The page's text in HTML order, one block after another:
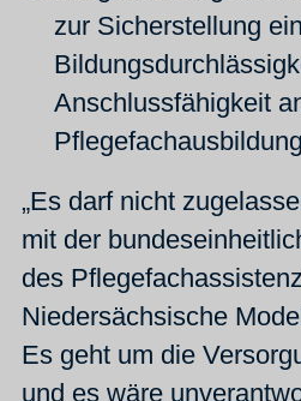
zur Sicherstellung
Anschlussfähigkeit
„Es darf nicht
mit der
des
Niedersächsische
Es geht um die
und es wäre